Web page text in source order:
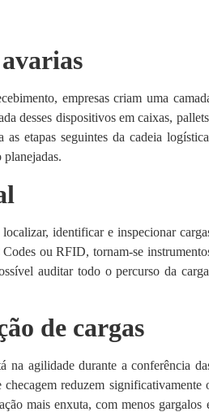
empresas criam uma
desses dispositivos em caixas,
etapas seguintes da cadeia
identificar e inspecionar
ou RFID, tornam-se
auditar todo o percurso da
de cargas
na agilidade durante a conferência
reduzem significativamente
mais enxuta, com menos gargalos